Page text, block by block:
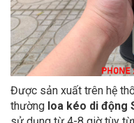
Được sản xuất trên hệ
thường loa kéo di động